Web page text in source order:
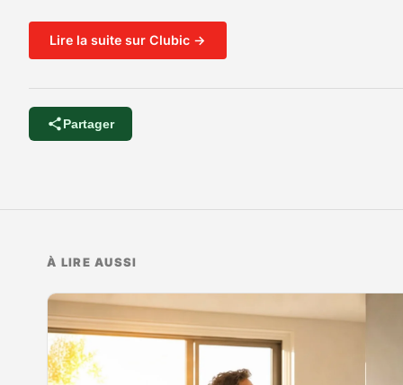
Lire la suite sur Clubic →
Partager
À LIRE AUSSI